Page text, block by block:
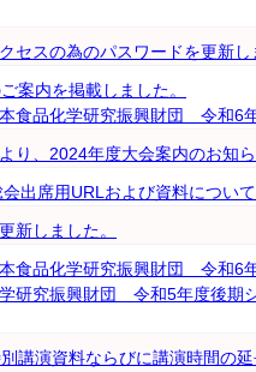
セスの為のパスワードを更新し
案内を掲載しました。
本食品化学研究振興財団 令和6
より、2024年度大会案内のお知
会出席用URLおよび資料につい
新しました。
本食品化学研究振興財団 令和6
研究振興財団 令和5年度後期
講演資料ならびに講演時間の